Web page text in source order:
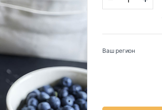
Ваш регион